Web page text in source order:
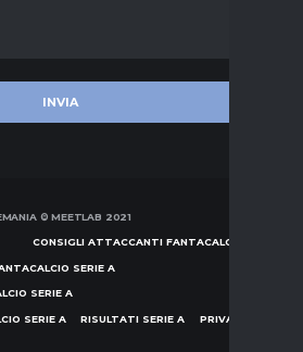
© MEETLAB 2021
CONSIGLI ATTACCANTI FANTACALCIO SERIE A
SERIE A
SERIE A
SERIE A RISULTATI SERIE A PRIVACY POLICY